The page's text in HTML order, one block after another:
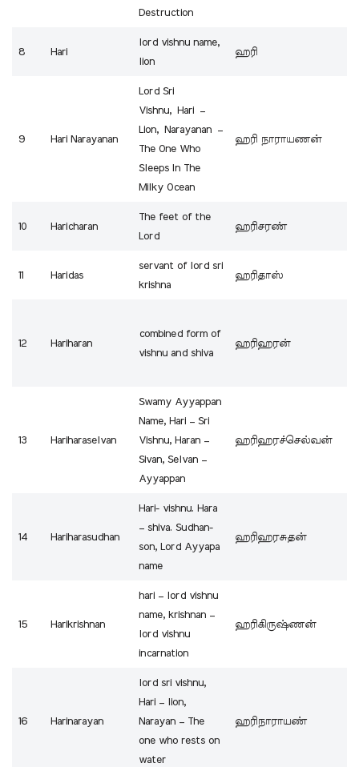
Destruction
8 Hari
lord vishnu name,
lion
ஹரி
9 Hari Narayanan
Lord Sri
Vishnu, Hari –
Lion, Narayanan –
The One Who
Sleeps In The
Milky Ocean
ஹரி நாராயணன்
10 Haricharan
The feet of the
Lord
ஹரிசரண்
11 Haridas
servant of lord sri
krishna
ஹரிதாஸ்
12 Hariharan
combined form of
vishnu and shiva
ஹரிஹரன்
13 Hariharaselvan
Swamy Ayyappan
Name, Hari – Sri
Vishnu, Haran –
Sivan, Selvan –
Ayyappan
ஹரிஹரச்செல்வன்
14 Hariharasudhan
Hari- vishnu. Hara
– shiva. Sudhan-
son, Lord Ayyapa
name
ஹரிஹரசுதன்
15 Harikrishnan
hari – lord vishnu
name, krishnan –
lord vishnu
incarnation
ஹரிகிருஷ்ணன்
16 Harinarayan
lord sri vishnu,
Hari – lion,
Narayan – The
one who rests on
water
ஹரிநாராயண்